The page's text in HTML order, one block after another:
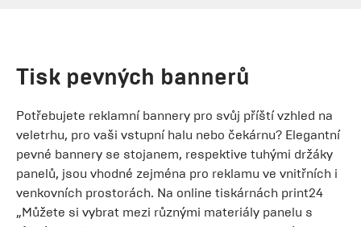
Tisk pevných bannerů
Potřebujete reklamní bannery pro svůj příští vzhled na
veletrhu, pro vaši vstupní halu nebo čekárnu? Elegantní
pevné bannery se stojanem, respektive tuhými držáky
panelů, jsou vhodné zejména pro reklamu ve vnitřních i
venkovních prostorách. Na online tiskárnách print24
„Můžete si vybrat mezi různými materiály panelu s